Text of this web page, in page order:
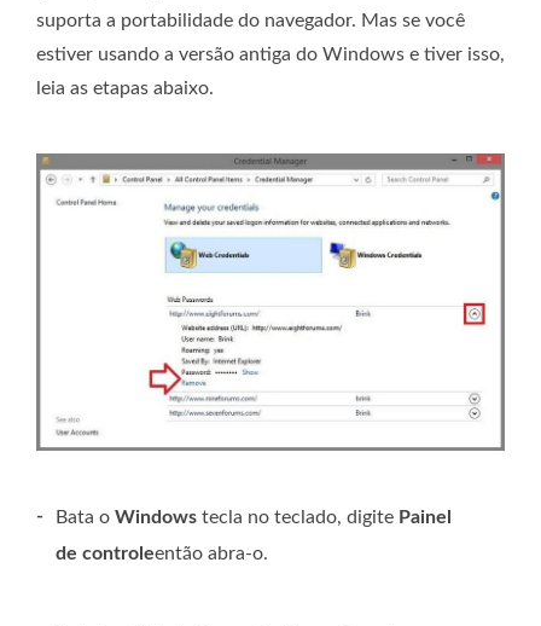
suporta a portabilidade do navegador. Mas se você
estiver usando a versão antiga do Windows e tiver isso,
leia as etapas abaixo.
- Bata o Windows tecla no teclado, digite Painel
de controleentão abra-o.